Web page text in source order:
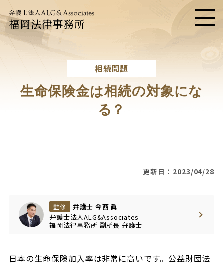
福岡法律事務所 メニ
相続問題
生命保険金は相続の対象にな
る？
更新日：2023/04/28
監修
弁護士 今西 眞
弁護士法人ALG&Associates
福岡法律事務所 副所長 弁護士
日本の生命保険加入率は非常に高いです。公益財団法